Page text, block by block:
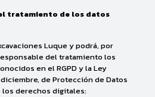
tratamiento de los datos
Luque y podrá, por
del tratamiento los
en el RGPD y la Ley
de Protección de Datos
los derechos digitales: